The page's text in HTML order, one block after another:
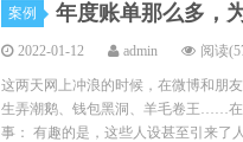
案例 年度账单那么多，
2022-01-12 admin 阅读
这两天网上冲浪的时候，在微博和朋
生弄潮鹅、钱包黑洞、羊毛卷王……在
事： 有趣的是，这些人设甚至引来